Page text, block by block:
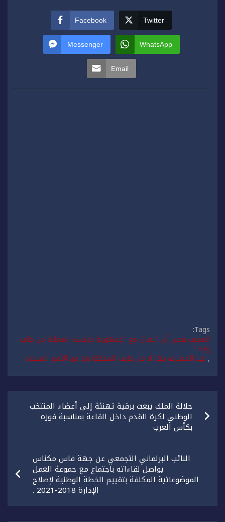
Facebook Twitter
Messenger WhatsApp
Email
Tags:
المغرب ينفي أي اتصال مع "جمهورية دونسك المعلنة من جانب
واحد"
, غير المعترف بها لا من طرف المملكة ولا من الأمم المتحدة
تصفّح
المقالاتجلالة الملك يبعث برقية تهنئة إلى أعضاء المنتخب
الوطني لكرة القدم داخل القاعة بمناسبة فوزه
بكأس العرب
النائب البرلماني التجمعي عن جهة فاس مكناس
يواصل لقاءاته باجتماع مع جموعة العمل
الموضوعاتية المكلفة بتقييم الخطة الوطنية لإصلاح
الإدارة 2018-2021 .